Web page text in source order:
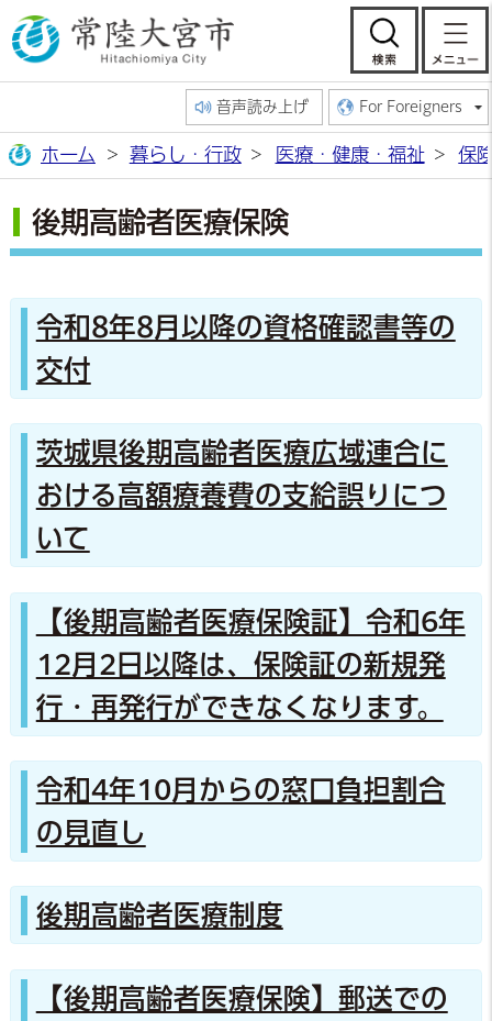
常陸大宮市公
検
音声読み上げ For Foreigners
ホーム 暮らし・行政 医療・健康・福祉 保
後期高齢者医療保険
令和8年8月以降の資格確認書等の
交付
茨城県後期高齢者医療広域連合に
おける高額療養費の支給誤りにつ
いて
【後期高齢者医療保険証】令和6年
12月2日以降は、保険証の新規発
行・再発行ができなくなります。
令和4年10月からの窓口負担割合
の見直し
後期高齢者医療制度
【後期高齢者医療保険】郵送での